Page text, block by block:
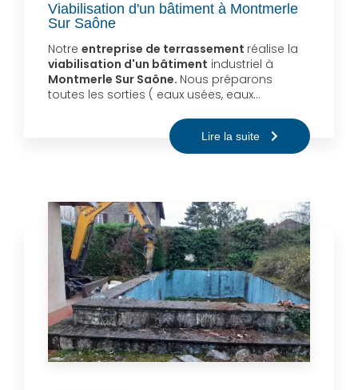
Viabilisation d'un bâtiment à Montmerle
Sur Saône
Notre entreprise de terrassement réalise la
viabilisation d'un bâtiment industriel à
Montmerle Sur Saône. Nous préparons
toutes les sorties ( eaux usées, eaux…
Lire la suite